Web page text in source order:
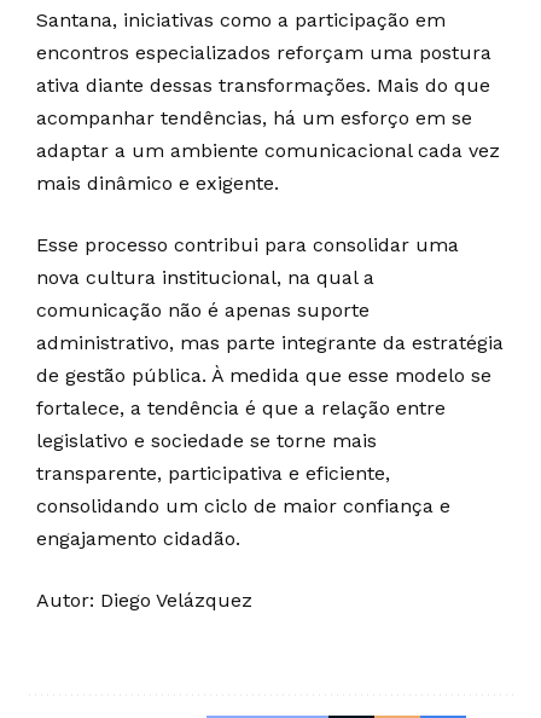
Santana, iniciativas como a participação em
encontros especializados reforçam uma postura
ativa diante dessas transformações. Mais do que
acompanhar tendências, há um esforço em se
adaptar a um ambiente comunicacional cada vez
mais dinâmico e exigente.
Esse processo contribui para consolidar uma
nova cultura institucional, na qual a
comunicação não é apenas suporte
administrativo, mas parte integrante da estratégia
de gestão pública. À medida que esse modelo se
fortalece, a tendência é que a relação entre
legislativo e sociedade se torne mais
transparente, participativa e eficiente,
consolidando um ciclo de maior confiança e
engajamento cidadão.
Autor: Diego Velázquez